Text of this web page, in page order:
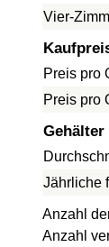
Vier-
Preis pro
Preis pro
Jährliche
Anzahl
Anzahl